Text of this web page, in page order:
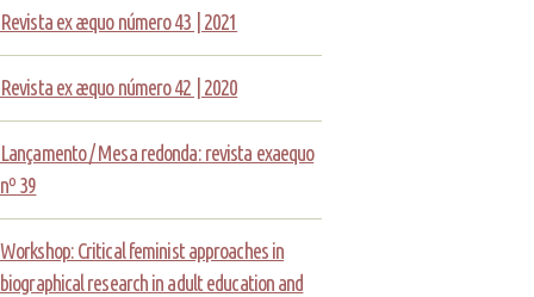
Revista ex æquo número 43 | 2021
Revista ex æquo número 42 | 2020
Lançamento / Mesa redonda: revista exaequo
nº 39
Workshop: Critical feminist approaches in
biographical research in adult education and